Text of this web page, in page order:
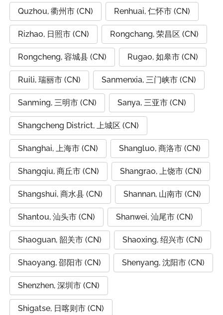
Quzhou, 衢州市 (CN) Renhuai, 仁怀市 (CN)
Rizhao, 日照市 (CN) Rongchang, 荣昌区 (CN)
Rongcheng, 容城县 (CN) Rugao, 如皋市 (CN)
Ruili, 瑞丽市 (CN) Sanmenxia, 三门峡市 (CN)
Sanming, 三明市 (CN) Sanya, 三亚市 (CN)
Shangcheng District, 上城区 (CN)
Shanghai, 上海市 (CN) Shangluo, 商洛市 (CN)
Shangqiu, 商丘市 (CN) Shangrao, 上饶市 (CN)
Shangshui, 商水县 (CN) Shannan, 山南市 (CN)
Shantou, 汕头市 (CN) Shanwei, 汕尾市 (CN)
Shaoguan, 韶关市 (CN) Shaoxing, 绍兴市 (CN)
Shaoyang, 邵阳市 (CN) Shenyang, 沈阳市 (CN)
Shenzhen, 深圳市 (CN)
Shigatse, 日喀则市 (CN)